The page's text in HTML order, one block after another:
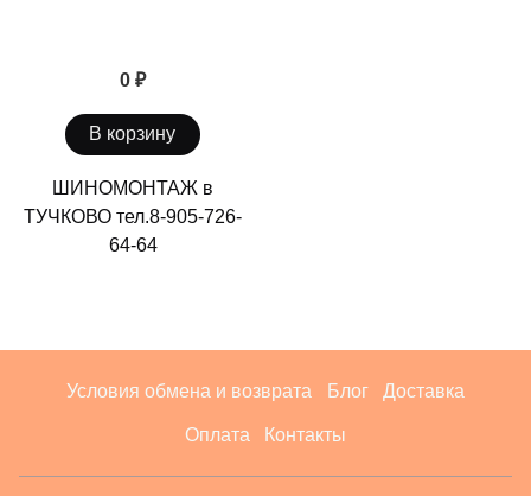
0 ₽
В корзину
ШИНОМОНТАЖ в
ТУЧКОВО тел.8-905-726-
64-64
Условия обмена и возврата Блог Доставка
Оплата Контакты